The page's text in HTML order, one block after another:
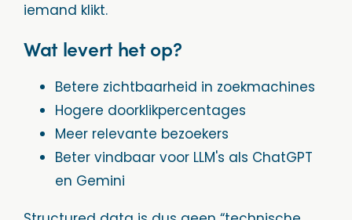
iemand klikt.
Wat levert het op?
Betere zichtbaarheid in zoekmachines
Hogere doorklikpercentages
Meer relevante bezoekers
Beter vindbaar voor LLM's als ChatGPT
en Gemini